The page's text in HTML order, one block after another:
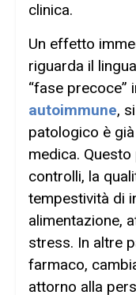
clinica.
Un effetto
riguarda il
“fase precoce”
autoimmune,
patologico è
medica. Questo
controlli, la
tempestività di
alimentazione,
stress. In altre
farmaco,
attorno alla